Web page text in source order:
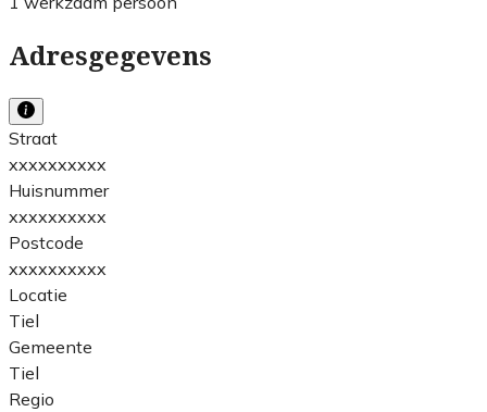
Adresgegevens
Straat
xxxxxxxxxx
Huisnummer
xxxxxxxxxx
Postcode
xxxxxxxxxx
Locatie
Tiel
Gemeente
Tiel
Regio